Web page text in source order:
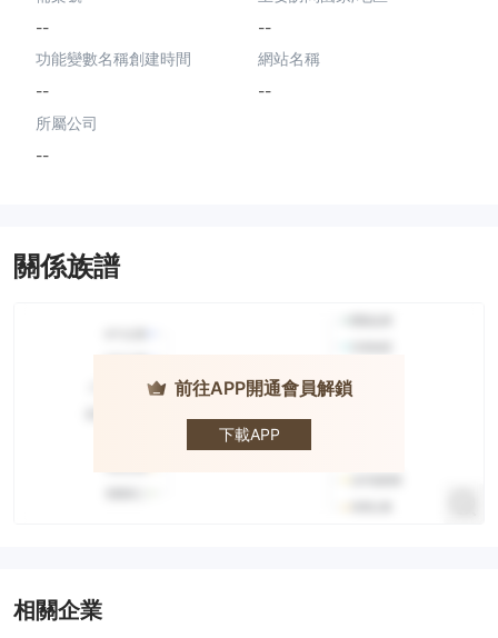
--
--
功能變數名稱創建時間
--
網站名稱
--
所屬公司
--
關係族譜
前往APP開通會員解鎖
下載APP
相關企業